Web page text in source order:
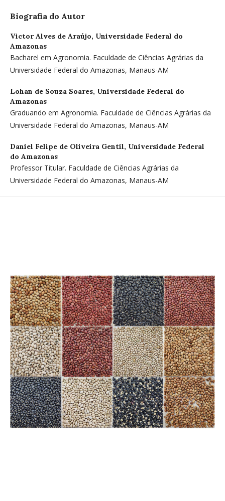
Biografia do Autor
Victor Alves de Araújo, Universidade Federal do
Amazonas
Bacharel em Agronomia. Faculdade de Ciências Agrárias da
Universidade Federal do Amazonas, Manaus-AM
Lohan de Souza Soares, Universidade Federal do
Amazonas
Graduando em Agronomia. Faculdade de Ciências Agrárias da
Universidade Federal do Amazonas, Manaus-AM
Daniel Felipe de Oliveira Gentil, Universidade Federal
do Amazonas
Professor Titular. Faculdade de Ciências Agrárias da
Universidade Federal do Amazonas, Manaus-AM